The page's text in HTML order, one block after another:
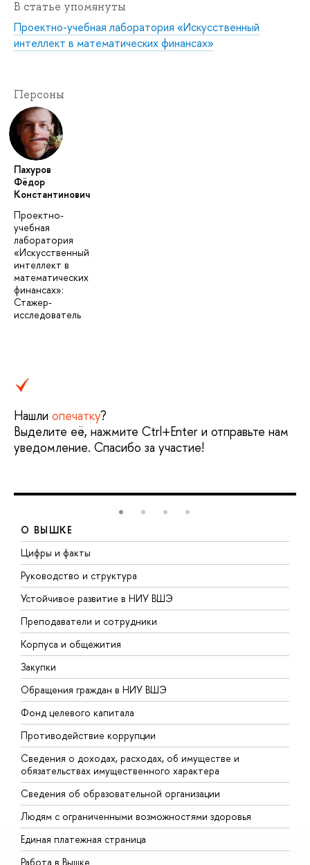
В статье упомянуты
Проектно-учебная лаборатория «Искусственный
интеллект в математических финансах»
Персоны
Пахуров
Фёдор
Константинович
Проектно-
учебная
лаборатория
«Искусственный
интеллект в
математических
финансах»:
Стажер-
исследователь
Нашли опечатку?
Выделите её, нажмите Ctrl+Enter и отправьте нам
уведомление. Спасибо за участие!
О ВЫШКЕ
Цифры и факты
Руководство и структура
Устойчивое развитие в НИУ ВШЭ
Преподаватели и сотрудники
Корпуса и общежития
Закупки
Обращения граждан в НИУ ВШЭ
Фонд целевого капитала
Противодействие коррупции
Сведения о доходах, расходах, об имуществе и
обязательствах имущественного характера
Сведения об образовательной организации
Людям с ограниченными возможностями здоровья
Единая платежная страница
Работа в Вышке